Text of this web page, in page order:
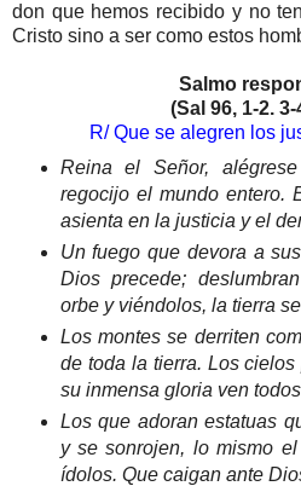
don que hemos recibido y no
Cristo sino a ser como estos
Salmo
(Sal 96, 1-2. 3-
R/ Que se alegren los
Reina el Señor,
regocijo el mundo entero.
asienta en la justicia y el
Un fuego que devora a
Dios precede;
orbe y viéndolos, la tierra
Los montes se derriten
de toda la tierra. Los
su inmensa gloria ven
Los que adoran estatuas
y se sonrojen, lo mismo
ídolos. Que caigan ante